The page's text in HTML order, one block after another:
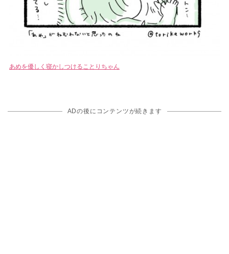
あめを優しく寝かしつけることりちゃん
ADの後にコンテンツが続きます